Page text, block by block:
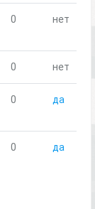
0 нет
0 нет
0 да
0 да